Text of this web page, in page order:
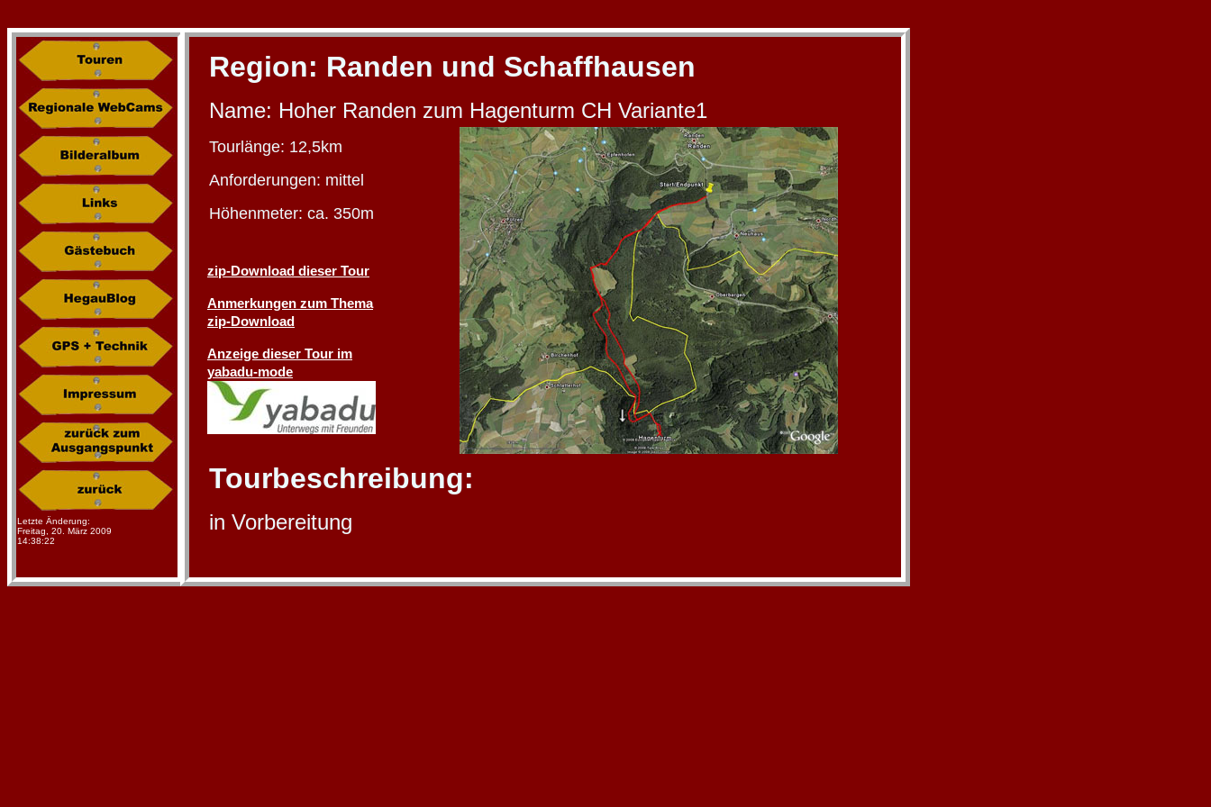
Letzte Änderung:
Freitag, 20. März 2009
14:38:22
Region: Randen und Schaffhausen
Name: Hoher Randen zum Hagenturm CH Variante1
Tourlänge: 12,5km
Anforderungen: mittel
Höhenmeter: ca. 350m
Tourbeschreibung:
in Vorbereitung
zip-Download dieser Tour
Anmerkungen zum Thema
zip-Download
Anzeige dieser Tour im
yabadu-mode